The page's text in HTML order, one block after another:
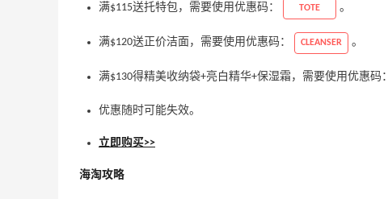
满$115送托特包，需要使用优惠码： TOTE 。
满$120送正价洁面，需要使用优惠码： CLEANSER 。
满$130得精美收纳袋+亮白精华+保湿霜，需要使用优惠码：
优惠随时可能失效。
立即购买>>
海淘攻略